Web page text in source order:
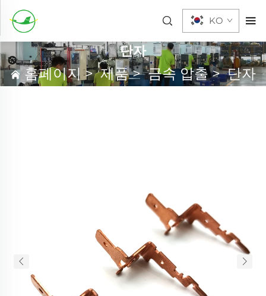
KO
단자
홈페이지>제품>금속 압출>단자